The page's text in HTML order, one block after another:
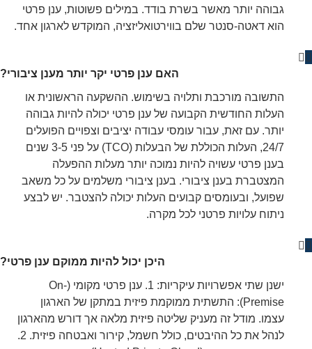
גבוהה יותר מאשר בשרת בודד. במילים פשוטות, ענן פרטי
הוא דאטה-סנטר שלם בווירטואליזציה, המוקדש לארגון אחד.
האם ענן פרטי יקר יותר מענן ציבורי?
התשובה מורכבת ותלויה בשימוש. ההשקעה הראשונית או
העלות החודשית הקבועה של ענן פרטי יכולה להיות גבוהה
יותר. עם זאת, עבור עומסי עבודה יציבים וצפויים הפועלים
24/7, העלות הכוללת של הבעלות (TCO) על פני 3-5 שנים
בענן פרטי עשויה להיות נמוכה יותר מעלות ההפעלה
המצטברת בענן ציבורי. בענן ציבורי משלמים על כל משאב
שפועל, ובעומסים קבועים העלות יכולה להצטבר. יש לבצע
ניתוח עלויות פרטני לכל מקרה.
היכן יכול להיות ממוקם ענן פרטי?
ישנן שתי אפשרויות עיקריות: 1. ענן פרטי מקומי (On-
Premise): התשתית ממוקמת פיזית במתקן של הארגון
עצמו. מודל זה מעניק שליטה פיזית מלאה אך דורש מהארגון
לנהל את כל ההיבטים, כולל חשמל, קירור ואבטחה פיזית. 2.